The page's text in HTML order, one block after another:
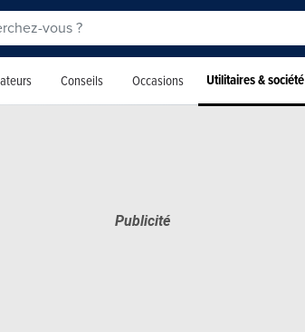
Conseils Occasions Utilitaires & société